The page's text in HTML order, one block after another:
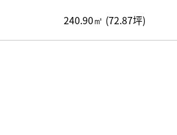
240.90㎡ (72.87坪)